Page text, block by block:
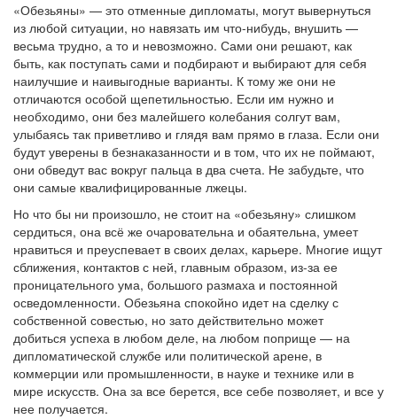
«Обезьяны» — это отменные дипломаты, могут вывернуться
из любой ситуации, но навязать им что-нибудь, внушить —
весьма трудно, а то и невозможно. Сами они решают, как
быть, как поступать сами и подбирают и выбирают для себя
наилучшие и наивыгодные варианты. К тому же они не
отличаются особой щепетильностью. Если им нужно и
необходимо, они без малейшего колебания солгут вам,
улыбаясь так приветливо и глядя вам прямо в глаза. Если они
будут уверены в безнаказанности и в том, что их не поймают,
они обведут вас вокруг пальца в два счета. Не забудьте, что
они самые квалифицированные лжецы.
Но что бы ни произошло, не стоит на «обезьяну» слишком
сердиться, она всё же очаровательна и обаятельна, умеет
нравиться и преуспевает в своих делах, карьере. Многие ищут
сближения, контактов с ней, главным образом, из-за ее
проницательного ума, большого размаха и постоянной
осведомленности. Обезьяна спокойно идет на сделку с
собственной совестью, но зато действительно может
добиться успеха в любом деле, на любом поприще — на
дипломатической службе или политической арене, в
коммерции или промышленности, в науке и технике или в
мире искусств. Она за все берется, все себе позволяет, и все у
нее получается.